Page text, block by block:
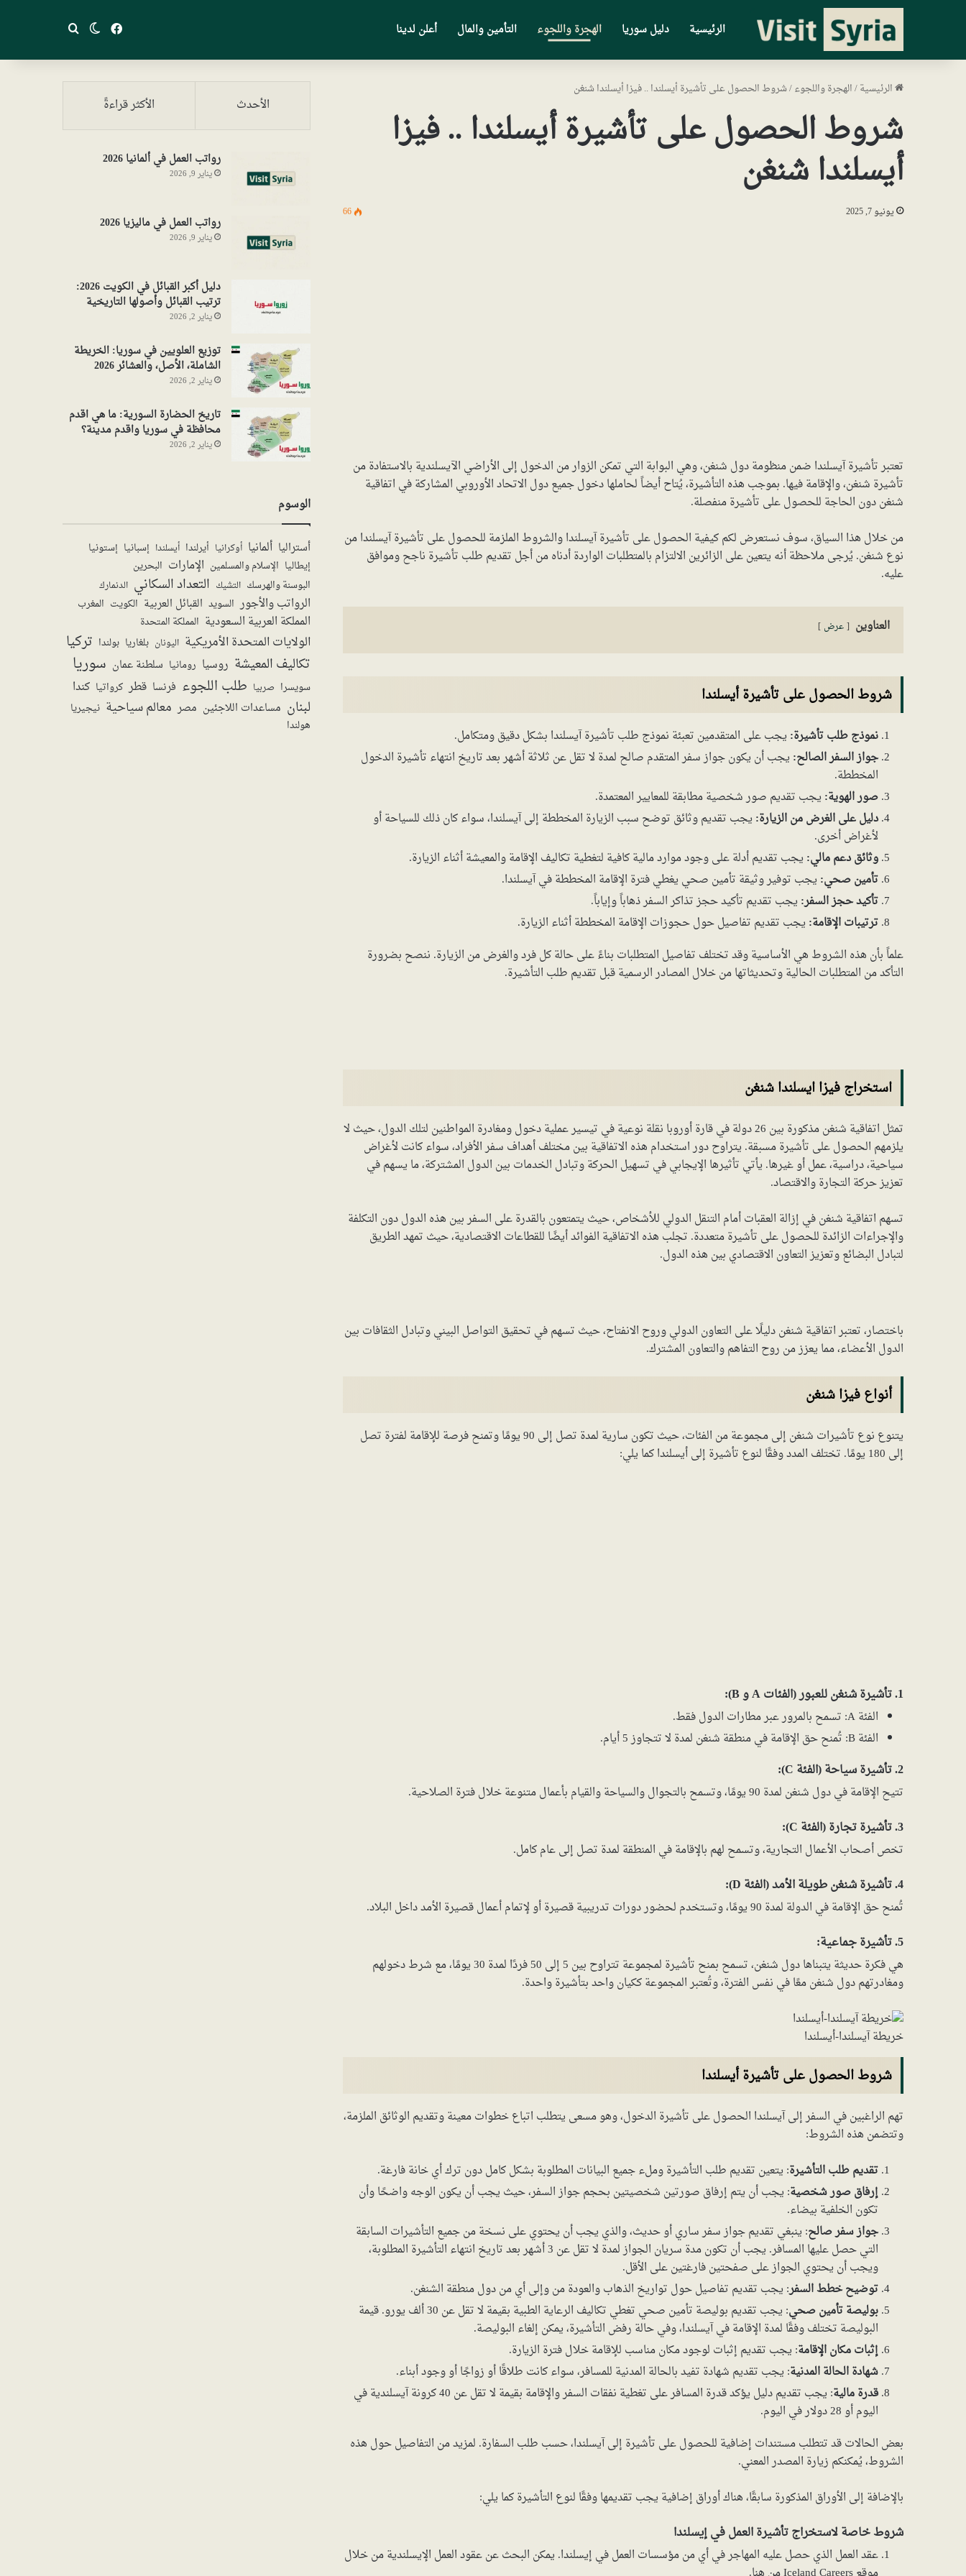
الرئيسية دليل سوريا الهجرة واللجوء التأمين والمال أعلن لدينا فيسبوكالوضع المظلم
بحث عن
الرئيسية/الهجرة واللجوء/شروط الحصول على تأشيرة أيسلندا .. فيزا أيسلندا شنغن
شروط الحصول على تأشيرة أيسلندا .. فيزا
أيسلندا شنغن
يونيو 7, 2025 66
تعتبر تأشيرة آيسلندا ضمن منظومة دول شنغن، وهي البوابة التي تمكن الزوار من الدخول إلى الأراضي الآيسلندية بالاستفادة من
تأشيرة شنغن، والإقامة فيها. بموجب هذه التأشيرة، يُتاح أيضاً لحاملها دخول جميع دول الاتحاد الأوروبي المشاركة في اتفاقية
شنغن دون الحاجة للحصول على تأشيرة منفصلة.
من خلال هذا السياق، سوف نستعرض لكم كيفية الحصول على تأشيرة آيسلندا والشروط الملزمة للحصول على تأشيرة آيسلندا من
نوع شنغن. يُرجى ملاحظة أنه يتعين على الزائرين الالتزام بالمتطلبات الواردة أدناه من أجل تقديم طلب تأشيرة ناجح وموافق
عليه.
العناوين عرض
شروط الحصول على تأشيرة أيسلندا
نموذج طلب تأشيرة: يجب على المتقدمين تعبئة نموذج طلب تأشيرة آيسلندا بشكل دقيق ومتكامل.
جواز السفر الصالح: يجب أن يكون جواز سفر المتقدم صالح لمدة لا تقل عن ثلاثة أشهر بعد تاريخ انتهاء تأشيرة الدخول
المخططة.
صور الهوية: يجب تقديم صور شخصية مطابقة للمعايير المعتمدة.
دليل على الغرض من الزيارة: يجب تقديم وثائق توضح سبب الزيارة المخططة إلى آيسلندا، سواء كان ذلك للسياحة أو
لأغراض أخرى.
وثائق دعم مالي: يجب تقديم أدلة على وجود موارد مالية كافية لتغطية تكاليف الإقامة والمعيشة أثناء الزيارة.
تأمين صحي: يجب توفير وثيقة تأمين صحي يغطي فترة الإقامة المخططة في آيسلندا.
تأكيد حجز السفر: يجب تقديم تأكيد حجز تذاكر السفر ذهاباً وإياباً.
ترتيبات الإقامة: يجب تقديم تفاصيل حول حجوزات الإقامة المخططة أثناء الزيارة.
علماً بأن هذه الشروط هي الأساسية وقد تختلف تفاصيل المتطلبات بناءً على حالة كل فرد والغرض من الزيارة. ننصح بضرورة
التأكد من المتطلبات الحالية وتحديثاتها من خلال المصادر الرسمية قبل تقديم طلب التأشيرة.
استخراج فيزا ايسلندا شنغن
تمثل اتفاقية شنغن مذكورة بين 26 دولة في قارة أوروبا نقلة نوعية في تيسير عملية دخول ومغادرة المواطنين لتلك الدول، حيث لا
يلزمهم الحصول على تأشيرة مسبقة. يتراوح دور استخدام هذه الاتفاقية بين مختلف أهداف سفر الأفراد، سواء كانت لأغراض
سياحية، دراسية، عمل أو غيرها. يأتي تأثيرها الإيجابي في تسهيل الحركة وتبادل الخدمات بين الدول المشتركة، ما يسهم في
تعزيز حركة التجارة والاقتصاد.
تسهم اتفاقية شنغن في إزالة العقبات أمام التنقل الدولي للأشخاص، حيث يتمتعون بالقدرة على السفر بين هذه الدول دون التكلفة
والإجراءات الزائدة للحصول على تأشيرة متعددة. تجلب هذه الاتفاقية الفوائد أيضًا للقطاعات الاقتصادية، حيث تمهد الطريق
لتبادل البضائع وتعزيز التعاون الاقتصادي بين هذه الدول.
باختصار، تعتبر اتفاقية شنغن دليلًا على التعاون الدولي وروح الانفتاح، حيث تسهم في تحقيق التواصل البيني وتبادل الثقافات بين
الدول الأعضاء، مما يعزز من روح التفاهم والتعاون المشترك.
أنواع فيزا شنغن
يتنوع نوع تأشيرات شنغن إلى مجموعة من الفئات، حيث تكون سارية لمدة تصل إلى 90 يومًا وتمنح فرصة للإقامة لفترة تصل
إلى 180 يومًا. تختلف المدد وفقًا لنوع تأشيرة إلى أيسلندا كما يلي:
1. تأشيرة شنغن للعبور (الفئات A و B):
الفئة A: تسمح بالمرور عبر مطارات الدول فقط.
الفئة B: تُمنح حق الإقامة في منطقة شنغن لمدة لا تتجاوز 5 أيام.
2. تأشيرة سياحة (الفئة C):
تتيح الإقامة في دول شنغن لمدة 90 يومًا، وتسمح بالتجوال والسياحة والقيام بأعمال متنوعة خلال فترة الصلاحية.
3. تأشيرة تجارة (الفئة C):
تخص أصحاب الأعمال التجارية، وتسمح لهم بالإقامة في المنطقة لمدة تصل إلى عام كامل.
4. تأشيرة شنغن طويلة الأمد (الفئة D):
تُمنح حق الإقامة في الدولة لمدة 90 يومًا، وتستخدم لحضور دورات تدريبية قصيرة أو لإتمام أعمال قصيرة الأمد داخل البلاد.
5. تأشيرة جماعية:
هي فكرة حديثة يتبناها دول شنغن، تسمح بمنح تأشيرة لمجموعة تتراوح بين 5 إلى 50 فردًا لمدة 30 يومًا، مع شرط دخولهم
ومغادرتهم دول شنغن معًا في نفس الفترة، وتُعتبر المجموعة ككيان واحد بتأشيرة واحدة.
خريطة آيسلندا-أيسلندا
شروط الحصول على تأشيرة أيسلندا
تهم الراغبين في السفر إلى آيسلندا الحصول على تأشيرة الدخول، وهو مسعى يتطلب اتباع خطوات معينة وتقديم الوثائق الملزمة،
وتتضمن هذه الشروط:
تقديم طلب التأشيرة: يتعين تقديم طلب التأشيرة وملء جميع البيانات المطلوبة بشكل كامل دون ترك أي خانة فارغة.
إرفاق صور شخصية: يجب أن يتم إرفاق صورتين شخصيتين بحجم جواز السفر، حيث يجب أن يكون الوجه واضحًا وأن
تكون الخلفية بيضاء.
جواز سفر صالح: ينبغي تقديم جواز سفر ساري أو حديث، والذي يجب أن يحتوي على نسخة من جميع التأشيرات السابقة
التي حصل عليها المسافر. يجب أن تكون مدة سريان الجواز لمدة لا تقل عن 3 أشهر بعد تاريخ انتهاء التأشيرة المطلوبة،
ويجب أن يحتوي الجواز على صفحتين فارغتين على الأقل.
توضيح خطط السفر: يجب تقديم تفاصيل حول تواريخ الذهاب والعودة من وإلى أي من دول منطقة الشنغن.
بوليصة تأمين صحي
: يجب تقديم بوليصة تأمين صحي تغطي تكاليف الرعاية الطبية بقيمة لا تقل عن 30 ألف يورو. قيمة
البوليصة تختلف وفقًا لمدة الإقامة في آيسلندا، وفي حالة رفض التأشيرة، يمكن إلغاء البوليصة.
إثبات مكان الإقامة: يجب تقديم إثبات لوجود مكان مناسب للإقامة خلال فترة الزيارة.
شهادة الحالة المدنية: يجب تقديم شهادة تفيد بالحالة المدنية للمسافر، سواء كانت طلاقًا أو زواجًا أو وجود أبناء.
قدرة مالية
: يجب تقديم دليل يؤكد قدرة المسافر على تغطية نفقات السفر والإقامة بقيمة لا تقل عن 40 كرونة آيسلندية في
اليوم أو 28 دولار في اليوم.
بعض الحالات قد تتطلب مستندات إضافية للحصول على تأشيرة إلى آيسلندا، حسب طلب السفارة. لمزيد من التفاصيل حول هذه
الشروط، يُمكنكم زيارة المصدر المعني.
بالإضافة إلى الأوراق المذكورة سابقًا، هناك أوراق إضافية يجب تقديمها وفقًا لنوع التأشيرة كما يلي:
شروط خاصة لاستخراج تأشيرة العمل في إيسلندا
عقد العمل الذي حصل عليه المهاجر في أي من مؤسسات العمل في إيسلندا. يمكن البحث عن عقود العمل الإيسلندية من خلال
الأحدث الأكثر قراءةً
رواتب العمل في ألمانيا 2026
يناير 9, 2026
رواتب العمل في ماليزيا 2026
يناير 9, 2026
دليل أكبر القبائل في الكويت 2026:
ترتيب القبائل وأصولها التاريخية
يناير 2, 2026
توزيع العلويين في سوريا: الخريطة
الشاملة، الأصل، والعشائر 2026
يناير 2, 2026
تاريخ الحضارة السورية: ما هي اقدم
محافظة في سوريا واقدم مدينة؟
يناير 2, 2026
الوسوم
أستراليا ألمانيا أوكرانيا أيرلندا أيسلندا إسبانيا إستونيا
إيطاليا الإسلام والمسلمين الإمارات البحرين
البوسنة والهرسك التشيك التعداد السكاني الدنمارك
الرواتب والأجور السويد القبائل العربية الكويت المغرب
المملكة العربية السعودية المملكة المتحدة
الولايات المتحدة الأمريكية اليونان بلغاريا بولندا تركيا
تكاليف المعيشة روسيا رومانيا سلطنة عمان سوريا
سويسرا صربيا طلب اللجوء فرنسا قطر كرواتيا كندا
لبنان مساعدات اللاجئين مصر معالم سياحية نيجيريا
هولندا